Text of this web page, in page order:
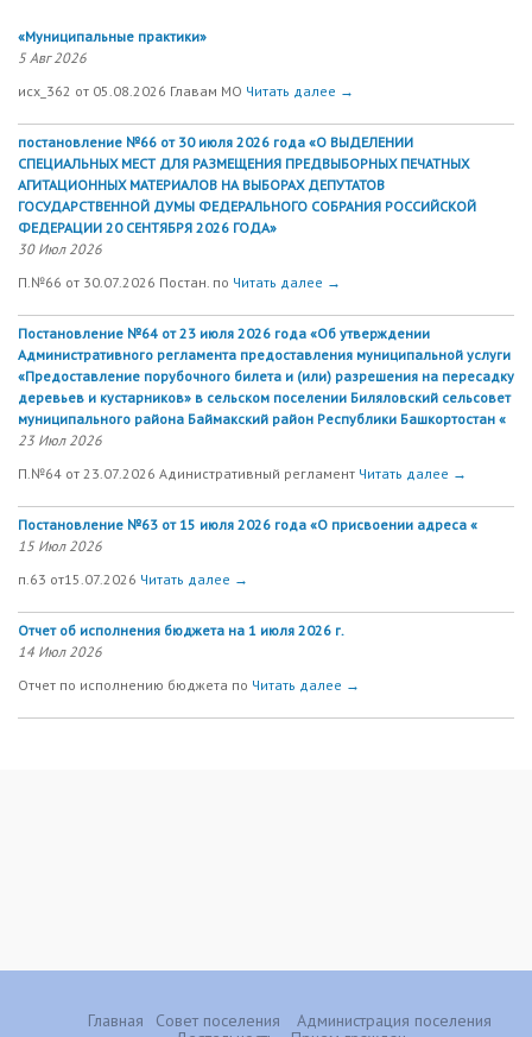
«Муниципальные практики»
5 Авг 2026
исх_362 от 05.08.2026 Главам МО Читать далее →
постановление №66 от 30 июля 2026 года «О ВЫДЕЛЕНИИ
СПЕЦИАЛЬНЫХ МЕСТ ДЛЯ РАЗМЕЩЕНИЯ ПРЕДВЫБОРНЫХ ПЕЧАТНЫХ
АГИТАЦИОННЫХ МАТЕРИАЛОВ НА ВЫБОРАХ ДЕПУТАТОВ
ГОСУДАРСТВЕННОЙ ДУМЫ ФЕДЕРАЛЬНОГО СОБРАНИЯ РОССИЙСКОЙ
ФЕДЕРАЦИИ 20 СЕНТЯБРЯ 2026 ГОДА»
30 Июл 2026
П.№66 от 30.07.2026 Постан. по Читать далее →
Постановление №64 от 23 июля 2026 года «Об утверждении
Административного регламента предоставления муниципальной услуги
«Предоставление порубочного билета и (или) разрешения на пересадку
деревьев и кустарников» в сельском поселении Биляловский сельсовет
муниципального района Баймакский район Республики Башкортостан «
23 Июл 2026
П.№64 от 23.07.2026 Адинистративный регламент Читать далее →
Постановление №63 от 15 июля 2026 года «О присвоении адреса «
15 Июл 2026
п.63 от15.07.2026 Читать далее →
Отчет об исполнения бюджета на 1 июля 2026 г.
14 Июл 2026
Отчет по исполнению бюджета по Читать далее →
Главная Совет поселения
Администрация поселения